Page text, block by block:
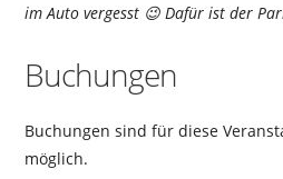
im Auto vergesst 😉 Dafür ist der
Buchungen
Buchungen sind für diese
möglich.